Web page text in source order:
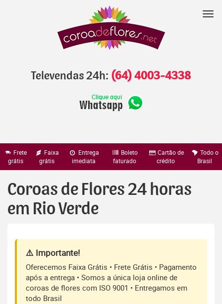
Televendas 24h: (64) 4003-4338
Frete
grátis
Faixa
grátis
Entrega
imediata
Boleto
faturado
Cartão de
crédito
Todo o
Brasil
Coroas de Flores 24 horas
em Rio Verde
⚠️ Importante!
Oferecemos Faixa Grátis • Frete Grátis • Pagamento
após a entrega • Somos a única loja online de
coroas de flores com ISO 9001 • Entregamos em
todo Brasil